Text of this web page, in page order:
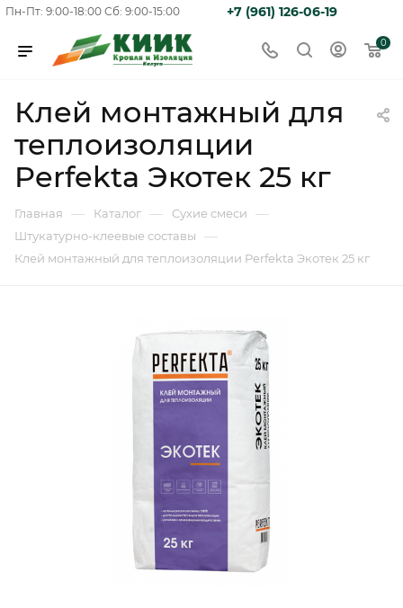
Пн-Пт: 9:00-18:00 Сб: 9:00-15:00 +7 (961) 126-06-19
0
Клей монтажный для
теплоизоляции
Perfekta Экотек 25 кг
Главная — Каталог — Сухие смеси —
Штукатурно-клеевые составы —
Клей монтажный для теплоизоляции Perfekta Экотек 25 кг